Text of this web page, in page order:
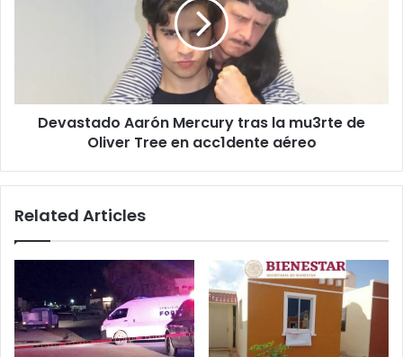
Tree
Devastado Aarón Mercury tras la mu3rte de
Oliver Tree en acc1dente aéreo
Related Articles